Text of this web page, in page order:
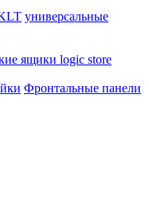
универсальные
ящики logic store
Фронтальные панели